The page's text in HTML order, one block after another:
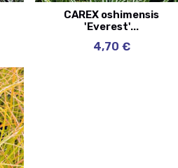
CAREX oshimensis
'Everest'...
4,70 €